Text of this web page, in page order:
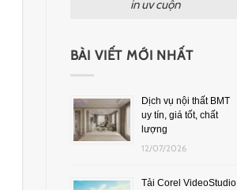
in uv cuộn
BÀI VIẾT MỚI NHẤT
Dịch vụ nội thất BMT
uy tín, giá tốt, chất
lượng
12/07/2026
Tải Corel VideoStudio